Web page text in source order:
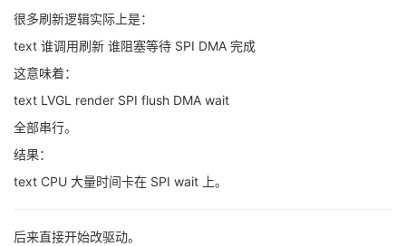
很多刷新逻辑实际上是：
text 谁调用刷新 谁阻塞等待 SPI DMA 完成
这意味着：
text LVGL render SPI flush DMA wait
全部串行。
结果：
text CPU 大量时间卡在 SPI wait 上。
后来直接开始改驱动。